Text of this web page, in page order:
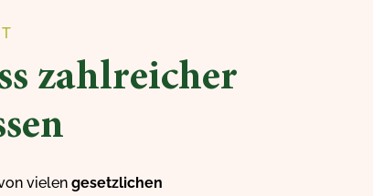
zahlreicher
vielen gesetzlichen